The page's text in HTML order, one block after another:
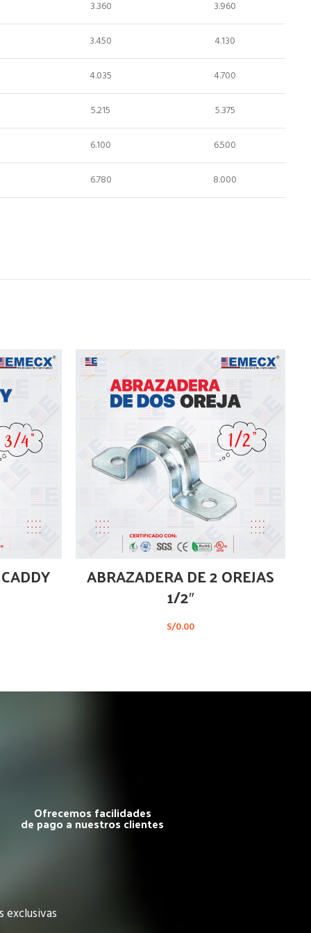
3.360 3.960
3.450 4.130
4.035 4.700
5.215 5.375
6.100 6.500
6.780 8.000
ABRAZADERA DE 2 OREJAS
1/2″
S/0.00
Ofrecemos facilidades
de pago a nuestros clientes
exclusivas